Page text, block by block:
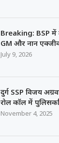
Breaking: BSP में
GM और नान
July 9, 2026
दुर्ग SSP विजय
रोल कॉल में
November 4, 2025